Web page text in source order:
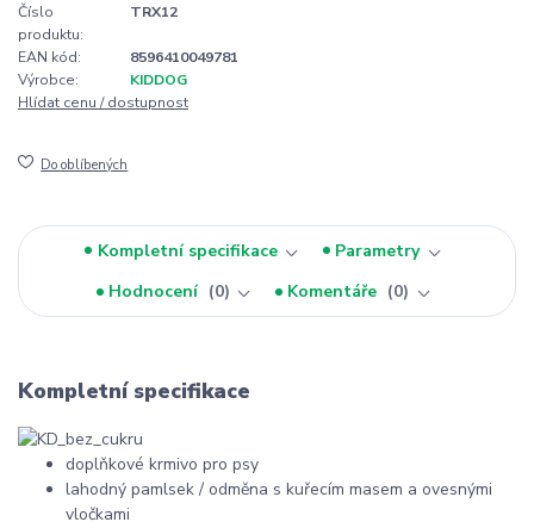
Číslo
produktu:
TRX12
EAN kód:
8596410049781
Výrobce:
KIDDOG
Hlídat cenu / dostupnost
Do oblíbených
Kompletní specifikace
Parametry
Hodnocení
0 Komentáře 0
Kompletní specifikace
doplňkové krmivo pro psy
lahodný pamlsek / odměna s kuřecím masem a ovesnými
vločkami